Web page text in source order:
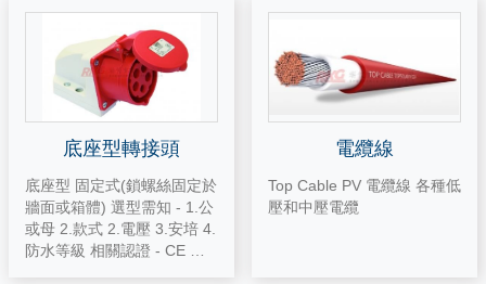
底座型轉接頭
底座型 固定式(鎖螺絲固定於
牆面或箱體) 選型需知 - 1.公
或母 2.款式 2.電壓 3.安培 4.
防水等級 相關認證 - CE 、O
電纜線
Top Cable PV 電纜線 各種低
壓和中壓電纜